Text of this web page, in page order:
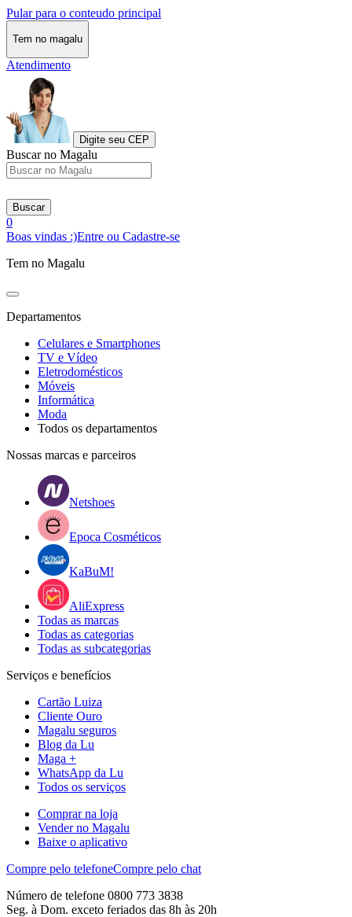
Pular para o conteudo principal
Tem no magalu
Atendimento
Digite seu CEP
Buscar no Magalu
Buscar
0
Boas vindas :)Entre ou Cadastre-se
Tem no Magalu
Departamentos
Celulares e Smartphones
TV e Vídeo
Eletrodomésticos
Móveis
Informática
Moda
Todos os departamentos
Nossas marcas e parceiros
Netshoes
Epoca Cosméticos
KaBuM!
AliExpress
Todas as marcas
Todas as categorias
Todas as subcategorias
Serviços e benefícios
Cartão Luiza
Cliente Ouro
Magalu seguros
Blog da Lu
Maga +
WhatsApp da Lu
Todos os serviços
Comprar na loja
Vender no Magalu
Baixe o aplicativo
Compre pelo telefoneCompre pelo chat
Número de telefone 0800 773 3838
Seg. à Dom. exceto feriados das 8h às 20h